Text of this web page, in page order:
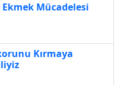
Ekmek Mücadelesi
Kırmaya